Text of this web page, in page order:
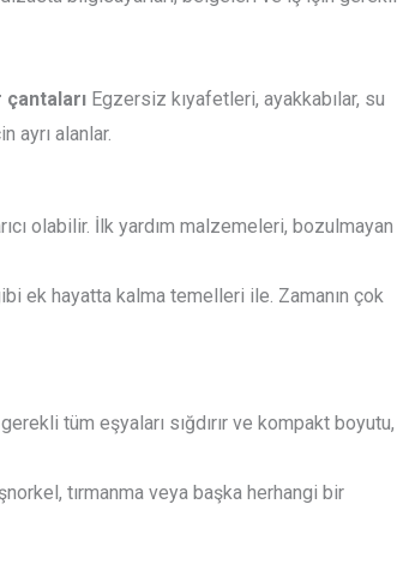
çantaları Egzersiz kıyafetleri, ayakkabılar, su
ayrı alanlar.
olabilir. İlk yardım malzemeleri, bozulmayan
ek hayatta kalma temelleri ile. Zamanın çok
tüm eşyaları sığdırır ve kompakt boyutu,
tırmanma veya başka herhangi bir